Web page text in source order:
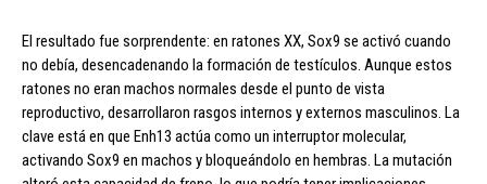
El resultado fue sorprendente: en ratones XX, Sox9 se activó cuando
no debía, desencadenando la formación de testículos. Aunque estos
ratones no eran machos normales desde el punto de vista
reproductivo, desarrollaron rasgos internos y externos masculinos. La
clave está en que Enh13 actúa como un interruptor molecular,
activando Sox9 en machos y bloqueándolo en hembras. La mutación